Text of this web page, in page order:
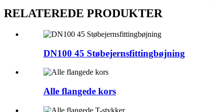
RELATEREDE PRODUKTER
DN100 45 Støbejernsfittingbøjning
Alle flangede kors